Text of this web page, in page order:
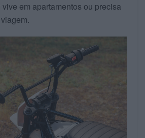
em apartamentos ou precisa